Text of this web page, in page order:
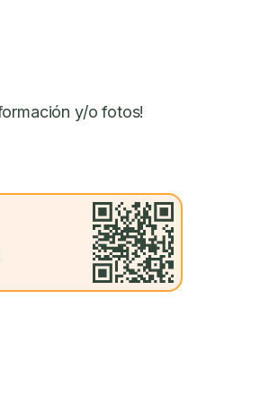
y/o fotos!